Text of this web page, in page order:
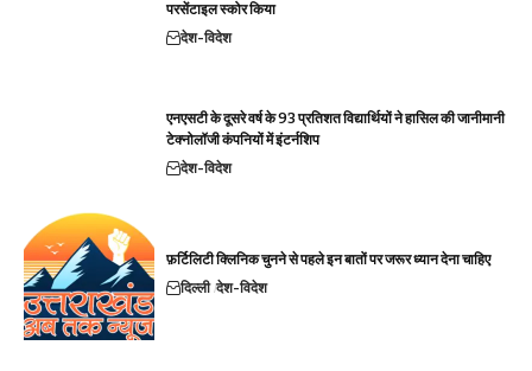
परसेंटाइल स्कोर किया
देश-विदेश
एनएसटी के दूसरे वर्ष के 93 प्रतिशत विद्यार्थियों ने हासिल की जानीमानी
टेक्नोलॉजी कंपनियों में इंटर्नशिप
देश-विदेश
फ़र्टिलिटी क्लिनिक चुनने से पहले इन बातों पर जरूर ध्यान देना चाहिए
दिल्ली देश-विदेश